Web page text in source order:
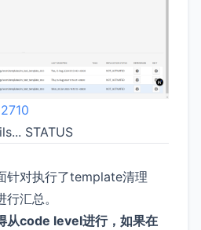
STATUS
针对执行了template清理
汇总。
从code level进行，如果在